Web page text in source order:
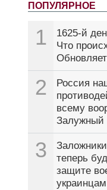
ПОПУЛЯРНОЕ
1
1625-й
Что
2
Россия
всему
Залужный
3
теперь
защите
украинцам